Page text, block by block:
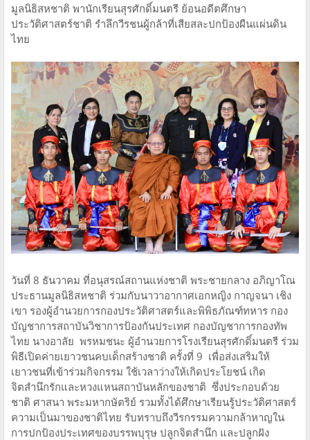
มูลนิธิสหชาติ พานักเรียนสุรศักดิ์มนตรี ย้อนอดีตศึกษา
ประวัติศาสตร์ชาติ รำลึกวีรชนผู้กล้าที่เสียสละปกป้องผืนแผ่นดิน
ไทย
วันที่ 8 ธันวาคม ที่อนุสรณ์สถานแห่งชาติ พระชายกลาง อภิญาโณ
ประธานมูลนิธิสหชาติ ร่วมกับนาวาอากาศเอกหญิง กาญจนา เชิง
เขา รองผู้อำนวยการกองประวัติศาสตร์และพิพิธภัณฑ์ทหาร กอง
บัญชาการสถาบันวิชาการป้องกันประเทศ กองบัญชาการกองทัพ
ไทย นางอาลัย พรหมชนะ ผู้อำนวยการโรงเรียนสุรศักดิ์มนตรี ร่วม
พิธีเปิดค่ายเยาวชนคบเด็กสร้างชาติ ครั้งที่ 9 เพื่อส่งเสริมให้
เยาวชนที่เข้าร่วมกิจกรรม ใช้เวลาว่างให้เกิดประโยชน์ เกิด
จิตสำนึกรักและหวงแหนสถาบันหลักของชาติ ซึ่งประกอบด้วย
ชาติ ศาสนา พระมหากษัตริย์ รวมทั้งได้ศึกษาเรียนรู้ประวัติศาสตร์
ความเป็นมาของชาติไทย รับทราบถึงวีรกรรมความกล้าหาญใน
การปกป้องประเทศของบรรพบุรุษ ปลูกจิตสำนึก และปลูกฝัง